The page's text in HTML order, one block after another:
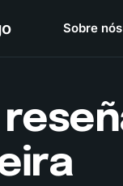
Sobre nós